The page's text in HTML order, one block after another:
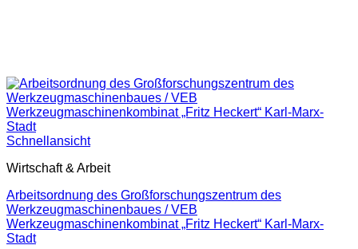
Schnellansicht
Wirtschaft & Arbeit
Arbeitsordnung des Großforschungszentrum des
Werkzeugmaschinenbaues / VEB
Werkzeugmaschinenkombinat „Fritz Heckert“ Karl-Marx-
Stadt